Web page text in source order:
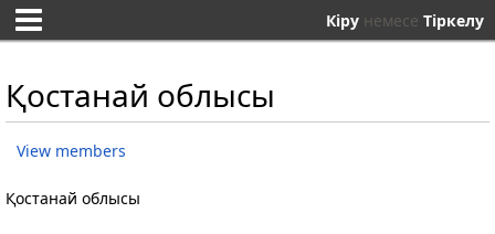
Кіру немесе Тіркелу
Қостанай облысы
View members
Қостанай облысы